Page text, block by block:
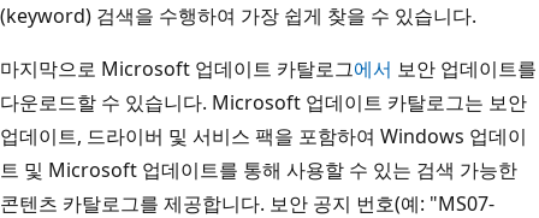
(keyword) 검색을 수행하여 가장 쉽게 찾을 수 있습니다.
마지막으로 Microsoft 업데이트 카탈로그에서 보안 업데이트를
다운로드할 수 있습니다. Microsoft 업데이트 카탈로그는 보안
업데이트, 드라이버 및 서비스 팩을 포함하여 Windows 업데이
트 및 Microsoft 업데이트를 통해 사용할 수 있는 검색 가능한
콘텐츠 카탈로그를 제공합니다. 보안 공지 번호(예: "MS07-